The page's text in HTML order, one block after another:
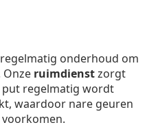
onderhoud om
ruimdienstzorgt
regelmatig wordt
waardoor nare geuren